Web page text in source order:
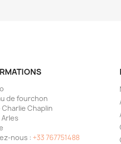
de fourchon
Charlie Chaplin
Arles
nous : +33 767751488